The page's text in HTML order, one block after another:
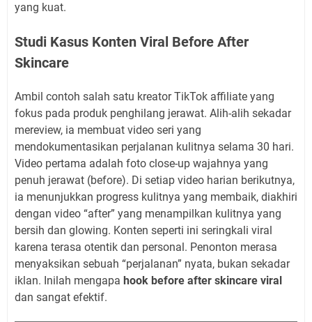
yang kuat.
Studi Kasus Konten Viral Before After
Skincare
Ambil contoh salah satu kreator TikTok affiliate yang
fokus pada produk penghilang jerawat. Alih-alih sekadar
mereview, ia membuat video seri yang
mendokumentasikan perjalanan kulitnya selama 30 hari.
Video pertama adalah foto close-up wajahnya yang
penuh jerawat (before). Di setiap video harian berikutnya,
ia menunjukkan progress kulitnya yang membaik, diakhiri
dengan video “after” yang menampilkan kulitnya yang
bersih dan glowing. Konten seperti ini seringkali viral
karena terasa otentik dan personal. Penonton merasa
menyaksikan sebuah “perjalanan” nyata, bukan sekadar
iklan. Inilah mengapa hook before after skincare viral
dan sangat efektif.